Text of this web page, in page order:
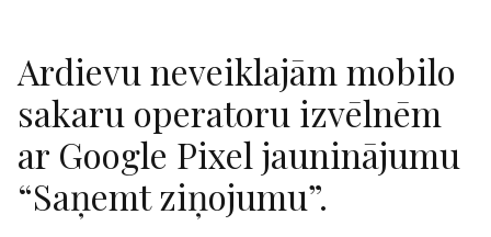
Ardievu neveiklajām mobilo
sakaru operatoru izvēlnēm
ar Google Pixel jauninājumu
“Saņemt ziņojumu”.